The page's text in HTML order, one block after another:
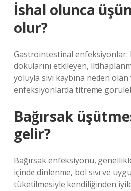
İshal olunca
olur?
Gastrointestinal enfeksiyonlar:
dokularını etkileyen,
yoluyla sıvı kaybına neden
enfeksiyonlarda titreme
Bağırsak
gelir?
Bağırsak enfeksiyonu,
içinde dinlenme, bol sıvı ve
tüketilmesiyle kendiliğinden